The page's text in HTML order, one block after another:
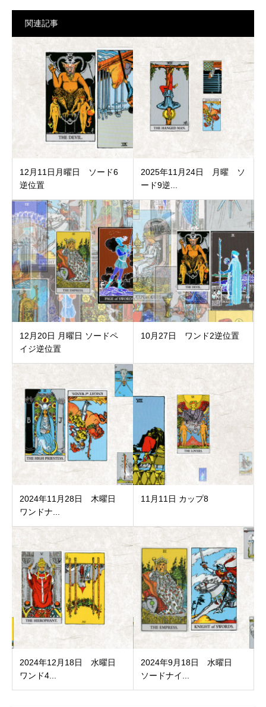
関連記事
12月11日月曜日 ソード6
逆位置
2025年11月24日 月曜 ソ
ード9逆...
12月20日 月曜日 ソードペ
イジ逆位置
10月27日 ワンド2逆位置
2024年11月28日 木曜日
ワンドナ...
11月11日 カップ8
2024年12月18日 水曜日
ワンド4...
2024年9月18日 水曜日
ソードナイ...